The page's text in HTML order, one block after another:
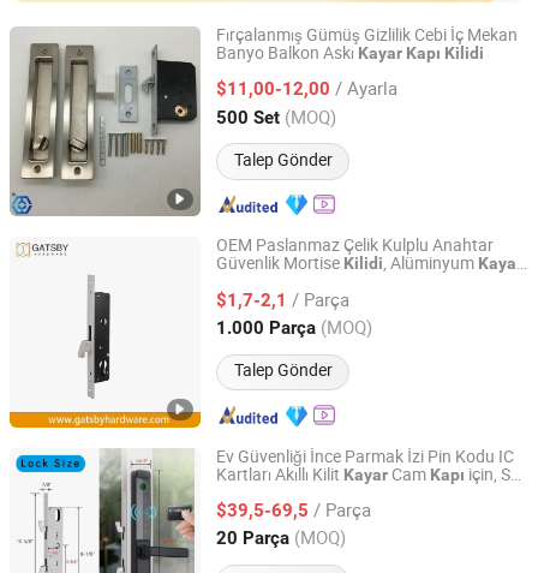
Fırçalanmış Gümüş Gizlilik Cebi İç Mekan
Banyo Balkon Askı Kayar Kapı Kilidi
$11,00-12,00 / Ayarla
500 Set (MOQ)
Talep Gönder
EC Hardware Co., Ltd.
Guangdong, China Fiyat 2015
OEM Paslanmaz Çelik Kulplu Anahtar
Güvenlik Mortise Kilidi, Alüminyum Kayar
$1,7-2,1 / Parça
1.000 Parça (MOQ)
Talep Gönder
Nanjing Gatsby Archdow Hardware Tech. Co., Ltd.
Jiangsu, China Fiyat 2026
Ev Güvenliği İnce Parmak İzi Pin Kodu IC
Kartları Akıllı Kilit Kayar Cam Kapı için, Su
Uygulama Kontrol Dijital Tuş Takımı ve
Kulp
$39,5-69,5 / Parça
20 Parça (MOQ)
Hui Zhenfeng Technology (Shenzhen) Co., Ltd.
Guangdong, China Fiyat 2024